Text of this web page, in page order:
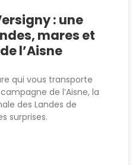
: une
mares et
l’Aisne
qui vous transporte
de l’Aisne, la
des Landes de
surprises.